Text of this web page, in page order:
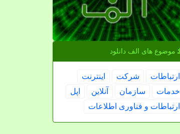
موضوع های الف دانلود
ارتباطات شركت
اینترنت
خدمات
سازمان آنلاین
اپل
ارتباطات و فناوری اطلاعات